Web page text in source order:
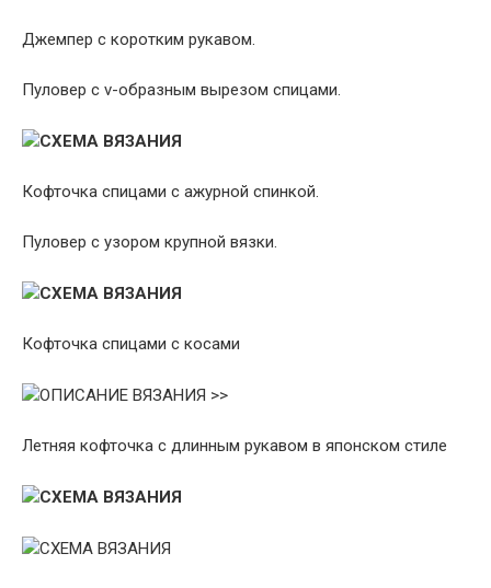
Джемпер с коротким рукавом.
Пуловер с v-образным вырезом спицами.
СХЕМА ВЯЗАНИЯ
Кофточка спицами с ажурной спинкой.
Пуловер с узором крупной вязки.
СХЕМА ВЯЗАНИЯ
Кофточка спицами с косами
ОПИСАНИЕ ВЯЗАНИЯ >>
Летняя кофточка с длинным рукавом в японском стиле
СХЕМА ВЯЗАНИЯ
СХЕМА ВЯЗАНИЯ